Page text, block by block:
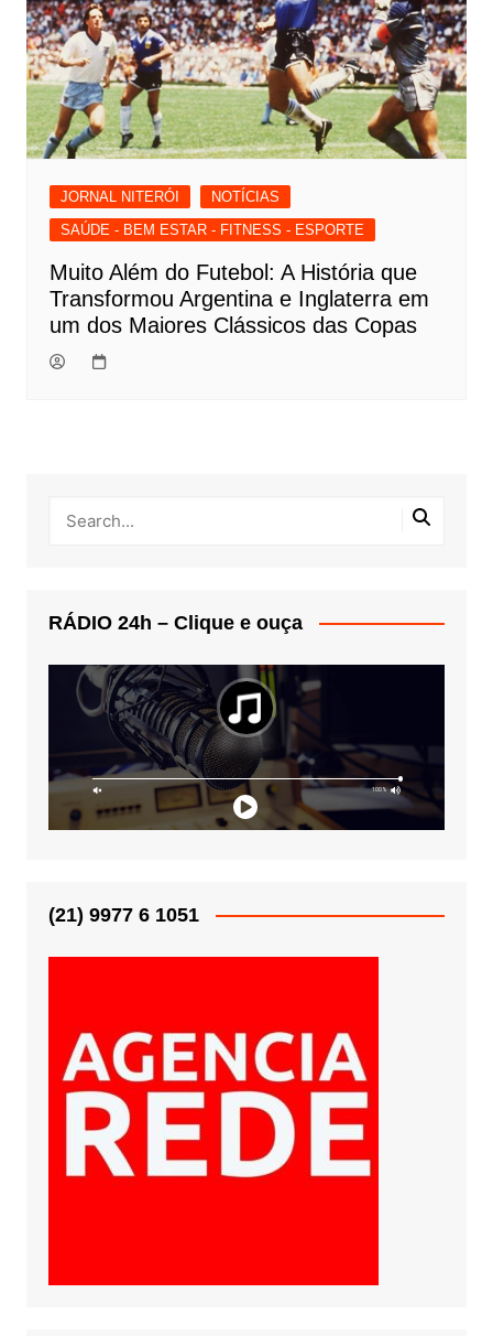
JORNAL NITERÓI
NOTÍCIAS
SAÚDE - BEM ESTAR - FITNESS - ESPORTE
Muito Além do Futebol: A História que
Transformou Argentina e Inglaterra em
um dos Maiores Clássicos das Copas
RÁDIO 24h – Clique e ouça
(21) 9977 6 1051